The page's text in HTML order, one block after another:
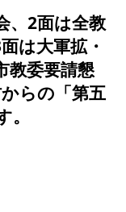
2面は全教
面は大軍拡・
教委要請懇
らの「第五